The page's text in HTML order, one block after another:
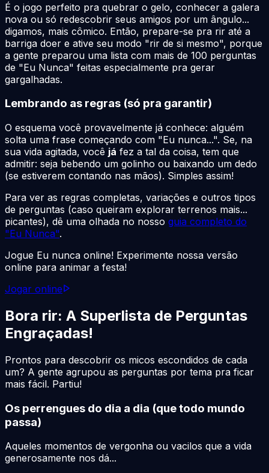
É o jogo perfeito pra quebrar o gelo, conhecer a galera
nova ou só redescobrir seus amigos por um ângulo...
digamos, mais cômico. Então, prepare-se pra rir até a
barriga doer e ative seu modo "rir de si mesmo", porque
a gente preparou uma lista com mais de 100 perguntas
de "Eu Nunca" feitas especialmente pra gerar
gargalhadas.
Lembrando as regras (só pra garantir)
O esquema você provavelmente já conhece: alguém
solta uma frase começando com "Eu nunca...". Se, na
sua vida agitada, você já fez a tal da coisa, tem que
admitir: seja bebendo um golinho ou baixando um dedo
(se estiverem contando nas mãos). Simples assim!
Para ver as regras completas, variações e outros tipos
de perguntas (caso queiram explorar terrenos mais...
picantes), dê uma olhada no nosso guia completo do
"Eu Nunca".
Jogue Eu nunca online! Experimente nossa versão
online para animar a festa!
Jogar online
Bora rir: A Superlista de Perguntas
Engraçadas!
Prontos para descobrir os micos escondidos de cada
um? A gente agrupou as perguntas por tema pra ficar
mais fácil. Partiu!
Os perrengues do dia a dia (que todo mundo
passa)
Aqueles momentos de vergonha ou vacilos que a vida
generosamente nos dá...